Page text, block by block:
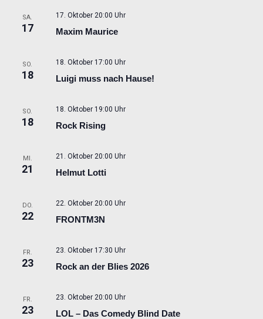
SA.
17 Maxim Maurice
17. Oktober 20:00 Uhr
SO.
18 Luigi muss nach Hause!
18. Oktober 17:00 Uhr
SO.
18 Rock Rising
18. Oktober 19:00 Uhr
MI.
21 Helmut Lotti
21. Oktober 20:00 Uhr
DO.
22 FRONTM3N
22. Oktober 20:00 Uhr
FR.
23 Rock an der Blies 2026
23. Oktober 17:30 Uhr
FR.
23 LOL – Das Comedy Blind Date
23. Oktober 20:00 Uhr